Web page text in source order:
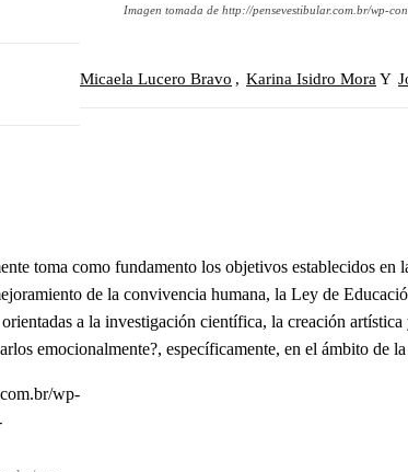
Imagen tomada de http://pensevestibular.com.br/wp-
Micaela Lucero Bravo , Karina Isidro Mora Y
toma como fundamento los objetivos establecidos
de la convivencia humana, la Ley de
a la investigación científica, la creación
emocionalmente?, específicamente, en el ámbito de